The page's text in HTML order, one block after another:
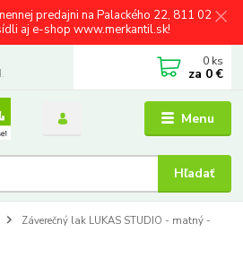
predajni na Palackého 22, 811 02
aj e-shop www.merkantil.sk!
Menu
Hľadať
0 ks
za 0 €
Záverečný lak LUKAS STUDIO - matný -